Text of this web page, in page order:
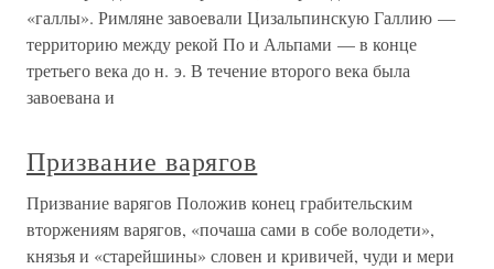
«галлы». Римляне завоевали Цизальпинскую Галлию —
территорию между рекой По и Альпами — в конце
третьего века до н. э. В течение второго века была
завоевана и
Призвание варягов
Призвание варягов Положив конец грабительским
вторжениям варягов, «почаша сами в собе володети»,
князья и «старейшины» словен и кривичей, чуди и мери